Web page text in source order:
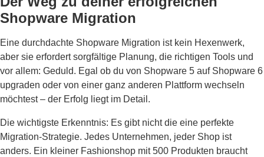
Shopware Migration
Eine durchdachte Shopware Migration ist kein Hexenwerk,
aber sie erfordert sorgfältige Planung, die richtigen Tools und
vor allem: Geduld. Egal ob du von Shopware 5 auf Shopware 6
upgraden oder von einer ganz anderen Plattform wechseln
möchtest – der Erfolg liegt im Detail.
Die wichtigste Erkenntnis: Es gibt nicht die eine perfekte
Migration-Strategie. Jedes Unternehmen, jeder Shop ist
anders. Ein kleiner Fashionshop mit 500 Produkten braucht